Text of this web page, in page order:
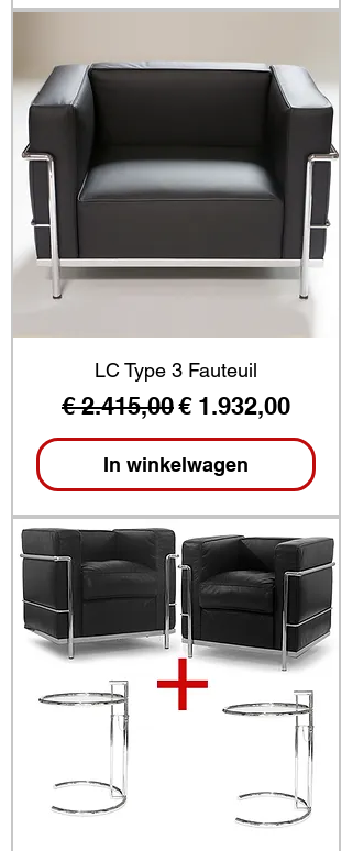
LC Type 3 Fauteuil
Normale prijs
€ 2.415,00Verkoopprijs
€ 1.932,00
In winkelwagen